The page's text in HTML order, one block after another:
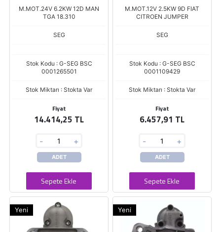
M.MOT.24V 6.2KW 12D MAN
TGA 18.310
SEG
Stok Kodu : G-SEG BSC
0001265501
Stok Miktarı : Stokta Var
Fiyat
14.414,25 TL
- +
ADET
Sepete Ekle
M.MOT.12V 2.5KW 9D FIAT
CITROEN JUMPER
SEG
Stok Kodu : G-SEG BSC
0001109429
Stok Miktarı : Stokta Var
Fiyat
6.457,91 TL
- +
ADET
Sepete Ekle
Yeni Yeni